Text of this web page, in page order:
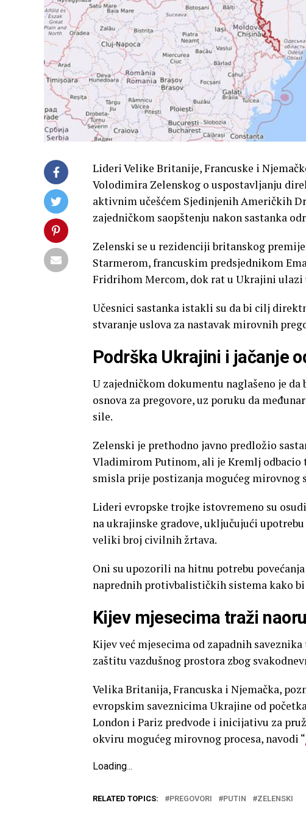
Lideri Velike Britanije, Francuske i
Volodimira Zelenskog o uspostavljanju
aktivnim učešćem Sjedinjenih Američkih
zajedničkom saopštenju nakon sastanka
Zelenski se u rezidenciji britanskog
Starmerom, francuskim predsjednikom
Fridrihom Mercom, dok rat u Ukrajini ulazi
Učesnici sastanka istakli su da bi cilj
stvaranje uslova za nastavak mirovnih
Podrška Ukrajini i jačanje
U zajedničkom dokumentu naglašeno je
osnova za pregovore, uz poruku da
sile.
Zelenski je prethodno javno predložio
Vladimirom Putinom, ali je Kremlj odbacio
smisla prije postizanja mogućeg mirovnog
Lideri evropske trojke istovremeno su
na ukrajinske gradove, uključujući
veliki broj civilnih žrtava.
Oni su upozorili na hitnu potrebu
naprednih protivbalističkih sistema kako
Kijev mjesecima traži
Kijev već mjesecima od zapadnih
zaštitu vazdušnog prostora zbog
Velika Britanija, Francuska i Njemačka,
evropskim saveznicima Ukrajine od
London i Pariz predvode i inicijativu za
okviru mogućeg mirovnog procesa, navodi “
Loading ..
RELATED TOPICS: PREGOVORI PUTIN ZELENSKI